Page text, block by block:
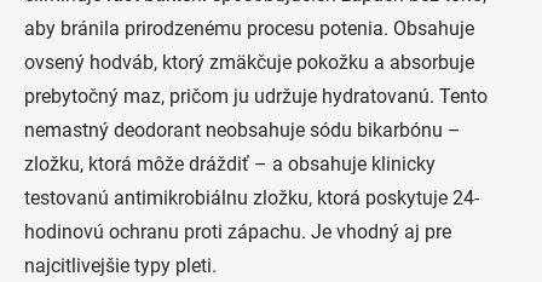
aby bránila prirodzenému procesu potenia. Obsahuje
ovsený hodváb, ktorý zmäkčuje pokožku a absorbuje
prebytočný maz, pričom ju udržuje hydratovanú. Tento
nemastný deodorant neobsahuje sódu bikarbónu –
zložku, ktorá môže dráždiť – a obsahuje klinicky
testovanú antimikrobiálnu zložku, ktorá poskytuje 24-
hodinovú ochranu proti zápachu. Je vhodný aj pre
najcitlivejšie typy pleti.